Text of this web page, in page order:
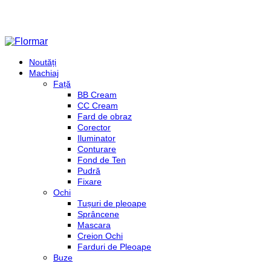
Noutăți
Machiaj
Față
BB Cream
CC Cream
Fard de obraz
Corector
Iluminator
Conturare
Fond de Ten
Pudră
Fixare
Ochi
Tușuri de pleoape
Sprâncene
Mascara
Creion Ochi
Farduri de Pleoape
Buze